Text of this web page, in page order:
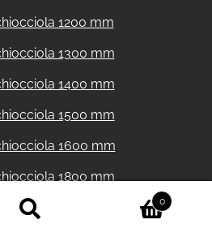
1200 mm
1300 mm
1400 mm
1500 mm
1600 mm
1800 mm
0